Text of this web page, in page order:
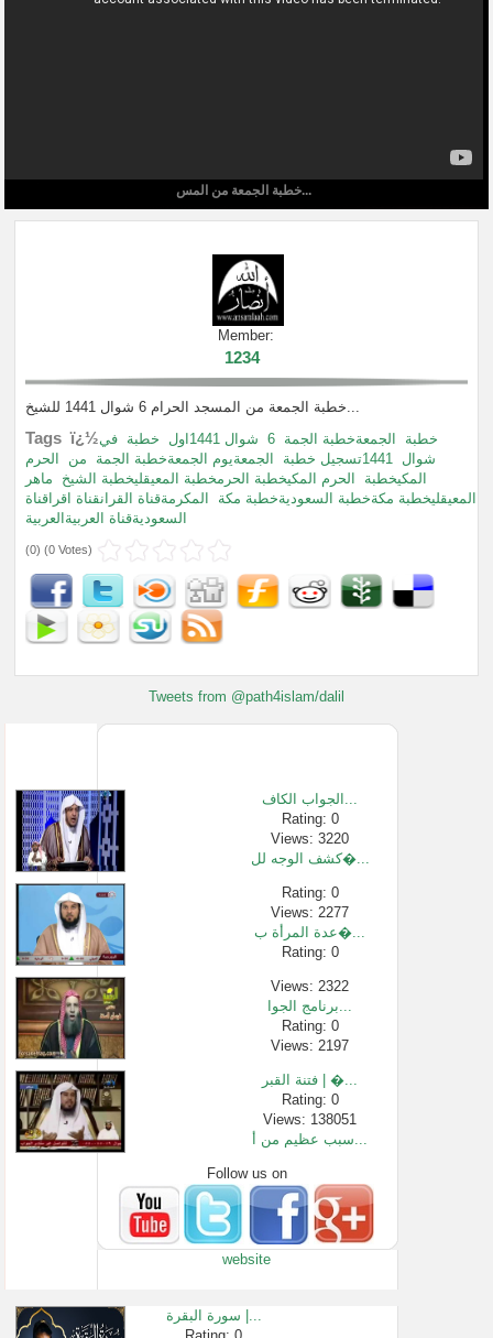
خطبة الجمعة من المس...
Member:
1234
خطبة الجمعة من المسجد الحرام 6 شوال 1441 للشيخ...
Tags ï¿½ خطبة الجمعةخطبة الجمة 6 شوال 1441اول خطبة
في
شوال
1441تسجيل خطبة الجمعةيوم الجمعةخطبة الجمة من
الحرم
المكيخطبة
الحرم المكيخطبة الحرمخطبة المعيقليخطبة الشيخ
ماهر
المعيقليخطبة مكةخطبة السعوديةخطبة مكة
المكرمةقناة القرانقناة اقراقناة
السعوديةقناة العربيةالعربية
(0) (0 Votes)
Tweets from @path4islam/dalil
الجواب الكاف...
Rating: 0
Views: 3220
كشف الوجه لل�...
Rating: 0
Views: 2277
عدة المرأة ب�...
Rating: 0
Views: 2322
برنامج الجوا...
Rating: 0
Views: 2197
فتنة القبر | �...
Rating: 0
Views: 138051
سبب عظيم من أ...
Rating: 0
Views: 25021
إنما يتقبل ا�...
Rating: 0
Follow us on
website
سورة البقرة |...